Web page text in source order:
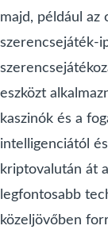
majd, például az
szerencsejáték-
eszközt
kaszinók és a
intelligenciától
kriptovalután át
legfontosabb
közeljövőben